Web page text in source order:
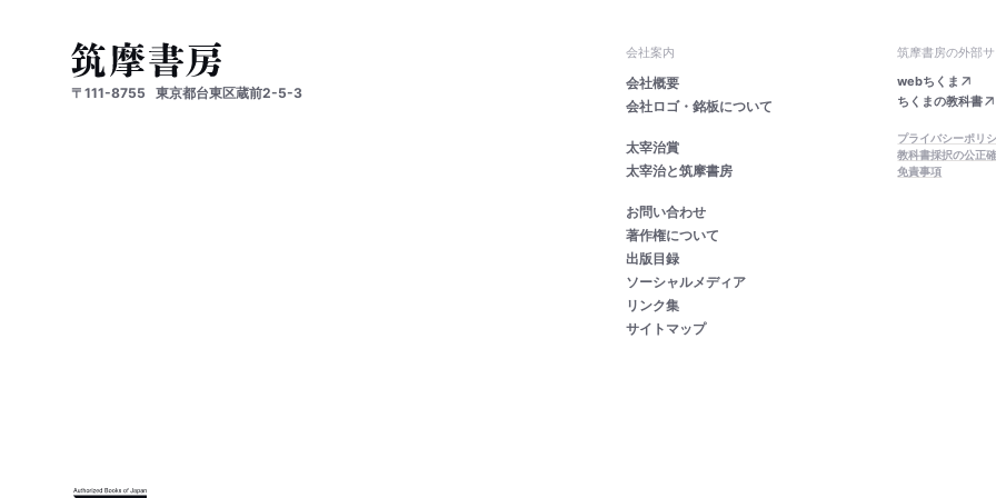
〒111-8755 東京都台東区蔵前2-5-3
会社案内
会社概要
会社ロゴ・銘板について
太宰治賞
太宰治と筑摩書房
お問い合わせ
著作権について
出版目録
ソーシャルメディア
リンク集
サイトマップ
筑摩書房の外部サ
webちくま
ちくまの教科書
プライバシーポリ
教科書採択の公正
免責事項